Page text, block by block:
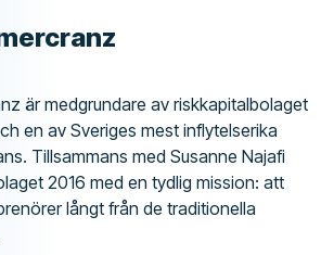
är medgrundare av riskkapitalbolaget
en av Sveriges mest inflytelserika
Tillsammans med Susanne Najafi
2016 med en tydlig mission: att
långt från de traditionella